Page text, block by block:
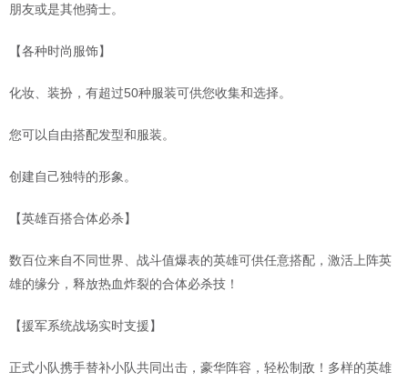
朋友或是其他骑士。
【各种时尚服饰】
化妆、装扮，有超过50种服装可供您收集和选择。
您可以自由搭配发型和服装。
创建自己独特的形象。
【英雄百搭合体必杀】
数百位来自不同世界、战斗值爆表的英雄可供任意搭配，激活上阵英
雄的缘分，释放热血炸裂的合体必杀技！
【援军系统战场实时支援】
正式小队携手替补小队共同出击，豪华阵容，轻松制敌！多样的英雄